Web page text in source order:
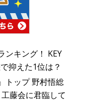
ンキング！ KEY
抑えた1位は？
トップ 野村悟総
藤会に君臨して